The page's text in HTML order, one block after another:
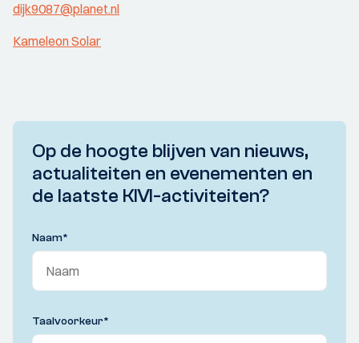
dijk9087@planet.nl
Kameleon Solar
Op de hoogte blijven van nieuws,
actualiteiten en evenementen en
de laatste KIVI-activiteiten?
Naam*
Taalvoorkeur*